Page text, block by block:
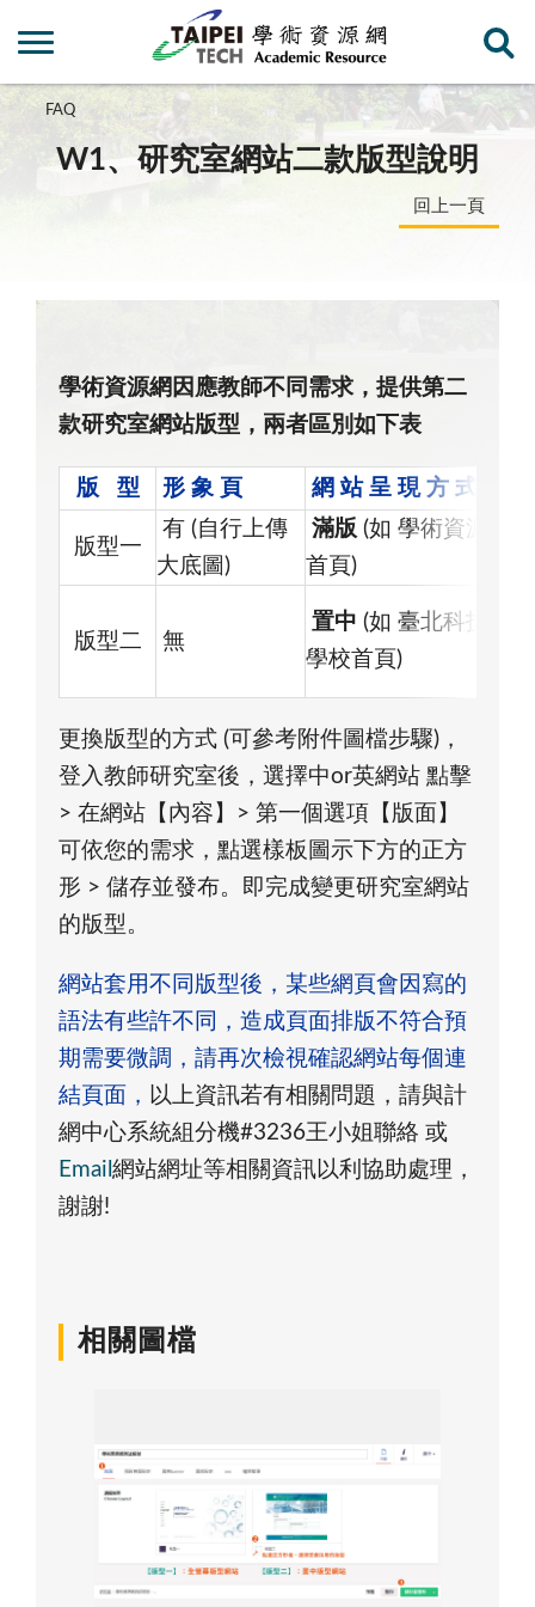
FAQ
W1、研究室網站二款版型說明
回上一頁
學術資源網因應教師不同需求，提供第二
款研究室網站版型，兩者區別如下表
版 型 形 象 頁 網 站 呈 現 方 式
版型一
有 (自行上傳
大底圖)
滿版 (如 學術資源網
首頁)
版型二 無
置中 (如 臺北科技大
學校首頁)
更換版型的方式 (可參考附件圖檔步驟)，
登入教師研究室後，選擇中or英網站 點擊
> 在網站【內容】> 第一個選項【版面】
可依您的需求，點選樣板圖示下方的正方
形 > 儲存並發布。即完成變更研究室網站
的版型。
網站套用不同版型後，某些網頁會因寫的
語法有些許不同，造成頁面排版不符合預
期需要微調，請再次檢視確認網站每個連
結頁面， 以上資訊若有相關問題，請與計
網中心系統組分機#3236王小姐聯絡 或
Email網站網址等相關資訊以利協助處理，
謝謝!
相關圖檔